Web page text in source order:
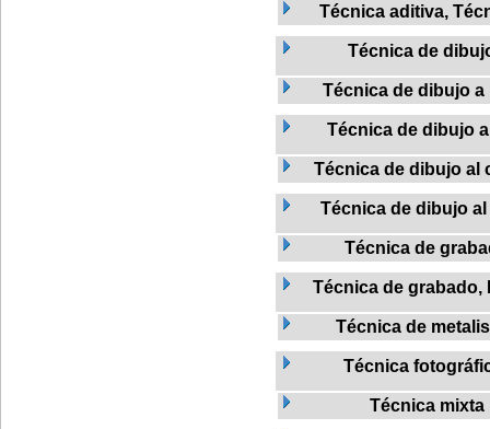
Técnica aditiva,
Técnica de
Técnica de dibujo a
Técnica de dibujo
Técnica de dibujo al
Técnica de dibujo
Técnica de
Técnica de grabado,
Técnica de
Técnica
Técnica mixta